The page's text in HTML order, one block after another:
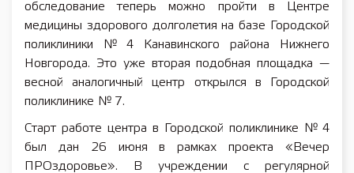
обследование теперь можно пройти в Центре
медицины здорового долголетия на базе Городской
поликлиники № 4 Канавинского района Нижнего
Новгорода. Это уже вторая подобная площадка —
весной аналогичный центр открылся в Городской
поликлинике № 7.
Старт работе центра в Городской поликлинике № 4
был дан 26 июня в рамках проекта «Вечер
ПРОздоровье». В учреждении с регулярной